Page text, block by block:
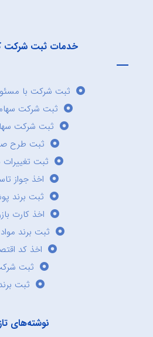
خدمات ثبت شرکت
ثبت شرکت با
ثبت شرکت
ثبت شرکت
ثبت طرح
ثبت
اخذ جواز
ثبت برند
اخذ کارت
ثبت برند
اخذ کد
ثبت
ثبت
نوشته‌های